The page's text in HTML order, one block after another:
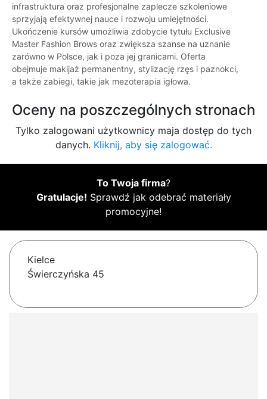
infrastruktura oraz profesjonalne zaplecze szkoleniowe
sprzyjają efektywnej nauce i rozwoju umiejętności.
Ukończenie kursów umożliwia zdobycie tytułu Exclusive
Master Fashion Brows oraz zwiększa szanse na uznanie
zarówno w Polsce, jak i poza jej granicami. Oferta
obejmuje makijaż permanentny, stylizację rzęs i paznokci,
a także zabiegi, takie jak mezoterapia igłowa.
Oceny na poszczególnych stronach
Tylko zalogowani użytkownicy maja dostęp do tych
danych. Kliknij, aby się zalogować.
To Twoja firma?
Gratulacje! Sprawdź jak odebrać materiały
promocyjne!
Kielce
Świerczyńska 45